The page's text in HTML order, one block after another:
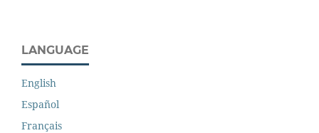
LANGUAGE
English
Español
Français